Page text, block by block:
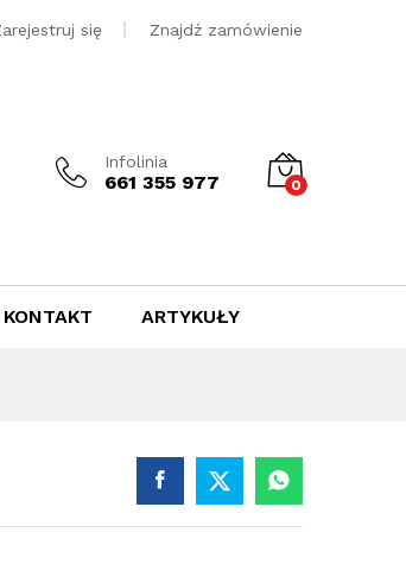
się Znajdź zamówienie
Infolinia
661 355 977 0
KONTAKT ARTYKUŁY
zł Dodaj do koszyka